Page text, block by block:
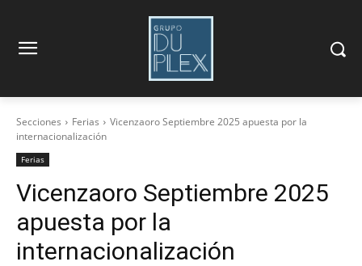
Secciones Ferias
Vicenzaoro Septiembre 2025 apuesta por la
internacionalización
Ferias
Vicenzaoro Septiembre 2025
apuesta por la
internacionalización